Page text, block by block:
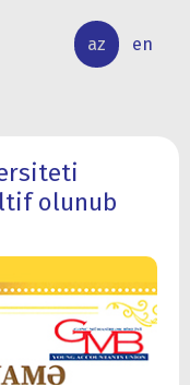
az en
olunub